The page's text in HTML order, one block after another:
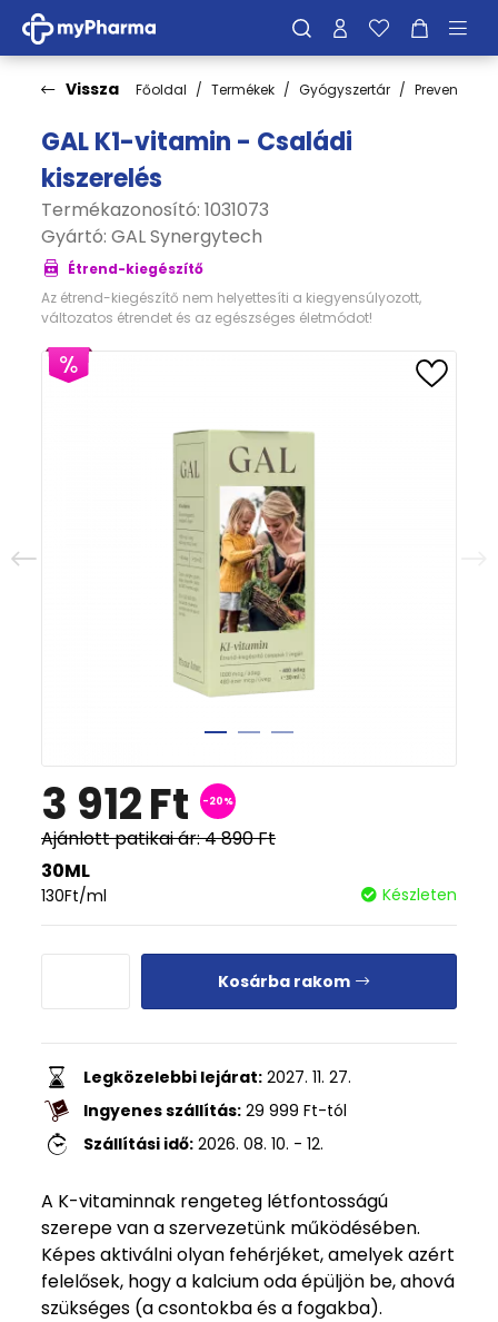
Vissza Főoldal Termékek Gyógyszertár Prevenció
GAL K1-vitamin - Családi
kiszerelés
Termékazonosító: 1031073
Gyártó: GAL Synergytech
Étrend-kiegészítő
Az étrend-kiegészítő nem helyettesíti a kiegyensúlyozott,
változatos étrendet és az egészséges életmódot!
3 912Ft -20%
Ajánlott patikai ár:4 890Ft
30ML
130Ft/ml Készleten
Kosárba rakom
Legközelebbi lejárat: 2027. 11. 27.
Ingyenes szállítás: 29 999 Ft-tól
Szállítási idő: 2026. 08. 10. - 12.
A K-vitaminnak rengeteg létfontosságú
szerepe van a szervezetünk működésében.
Képes aktiválni olyan fehérjéket, amelyek azért
felelősek, hogy a kalcium oda épüljön be, ahová
szükséges (a csontokba és a fogakba).